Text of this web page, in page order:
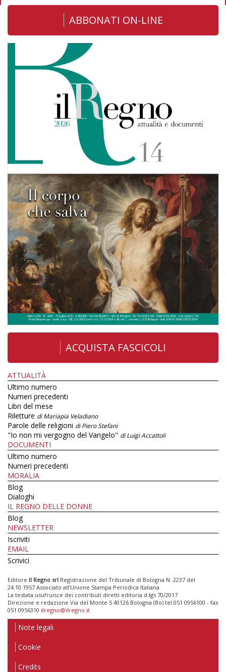
ABBONATI ON-LINE
ACQUISTA FASCICOLI
ATTUALITÀ
Ultimo numero
Numeri precedenti
Libri del mese
Riletture di Mariapia Veladiano
Parole delle religioni di Piero Stefani
"Io non mi vergogno del Vangelo" di Luigi Accattoli
DOCUMENTI
Ultimo numero
Numeri precedenti
MORALIA
Blog
Dialoghi
IL REGNO DELLE DONNE
Blog
NEWSLETTER
Iscriviti
EMAIL
Scrivici
Editore Il Regno srl Registrazione del Tribunale di Bologna N. 2237 del
24.10.1957 Associato all’Unione Stampa Periodica Italiana
La testata usufruisce dei contributi diretti editoria d.lgs 70/2017
Direzione e redazione Via del Monte 5 40126 Bologna (Bo) tel 051 0956100 - fax
051 0956310 ilregno@ilregno.it
Note legali
Cookie
Credits